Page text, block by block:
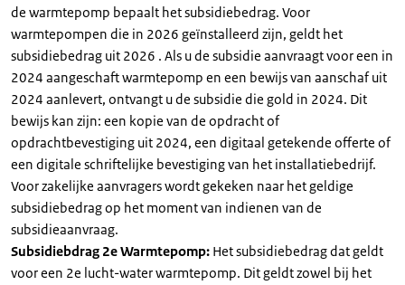
de warmtepomp bepaalt het subsidiebedrag. Voor
warmtepompen die in 2026 geïnstalleerd zijn, geldt het
subsidiebedrag uit 2026 . Als u de subsidie aanvraagt voor een in
2024 aangeschaft warmtepomp en een bewijs van aanschaf uit
2024 aanlevert, ontvangt u de subsidie die gold in 2024. Dit
bewijs kan zijn: een kopie van de opdracht of
opdrachtbevestiging uit 2024, een digitaal getekende offerte of
een digitale schriftelijke bevestiging van het installatiebedrijf.
Voor zakelijke aanvragers wordt gekeken naar het geldige
subsidiebedrag op het moment van indienen van de
subsidieaanvraag.
Subsidiebdrag 2e Warmtepomp: Het subsidiebedrag dat geldt
voor een 2e lucht-water warmtepomp. Dit geldt zowel bij het